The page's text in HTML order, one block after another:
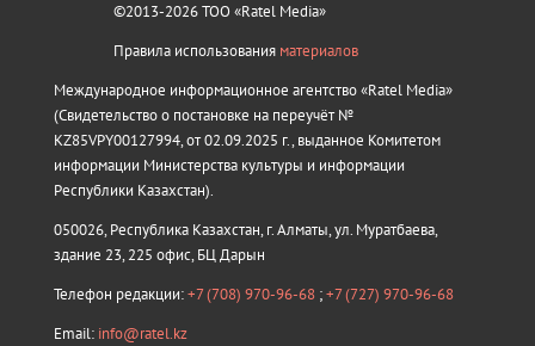
©2013-2026 ТОО «Ratel Media»
Правила использования материалов
Международное информационное агентство «Ratel Media»
(Свидетельство о постановке на переучёт №
KZ85VPY00127994, от 02.09.2025 г., выданное Комитетом
информации Министерства культуры и информации
Республики Казахстан).
050026, Республика Казахстан, г. Алматы, ул. Муратбаева,
здание 23, 225 офис, БЦ Дарын
Телефон редакции:+7 (708) 970-96-68 ;+7 (727) 970-96-68
Email: info@ratel.kz